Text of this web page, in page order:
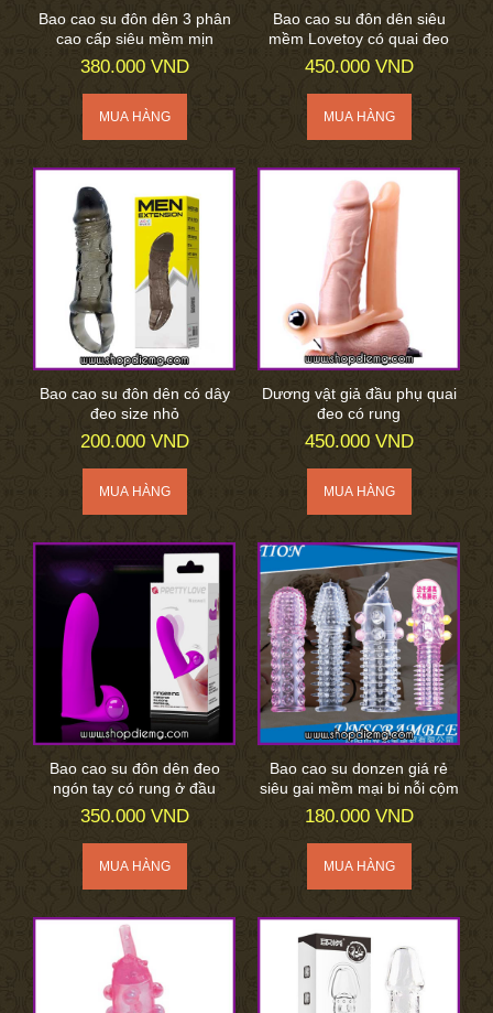
Bao cao su đôn dên 3 phân
cao cấp siêu mềm mịn
380.000 VND
Bao cao su đôn dên siêu
mềm Lovetoy có quai đeo
450.000 VND
Bao cao su đôn dên có dây
đeo size nhỏ
200.000 VND
Dương vật giả đầu phụ quai
đeo có rung
450.000 VND
Bao cao su đôn dên đeo
ngón tay có rung ở đầu
350.000 VND
Bao cao su donzen giá rẻ
siêu gai mềm mại bi nỗi cộm
180.000 VND